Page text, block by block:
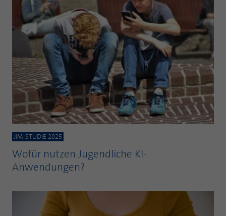
JIM-STUDIE 2025
Wofür nutzen Jugendliche KI-
Anwendungen?